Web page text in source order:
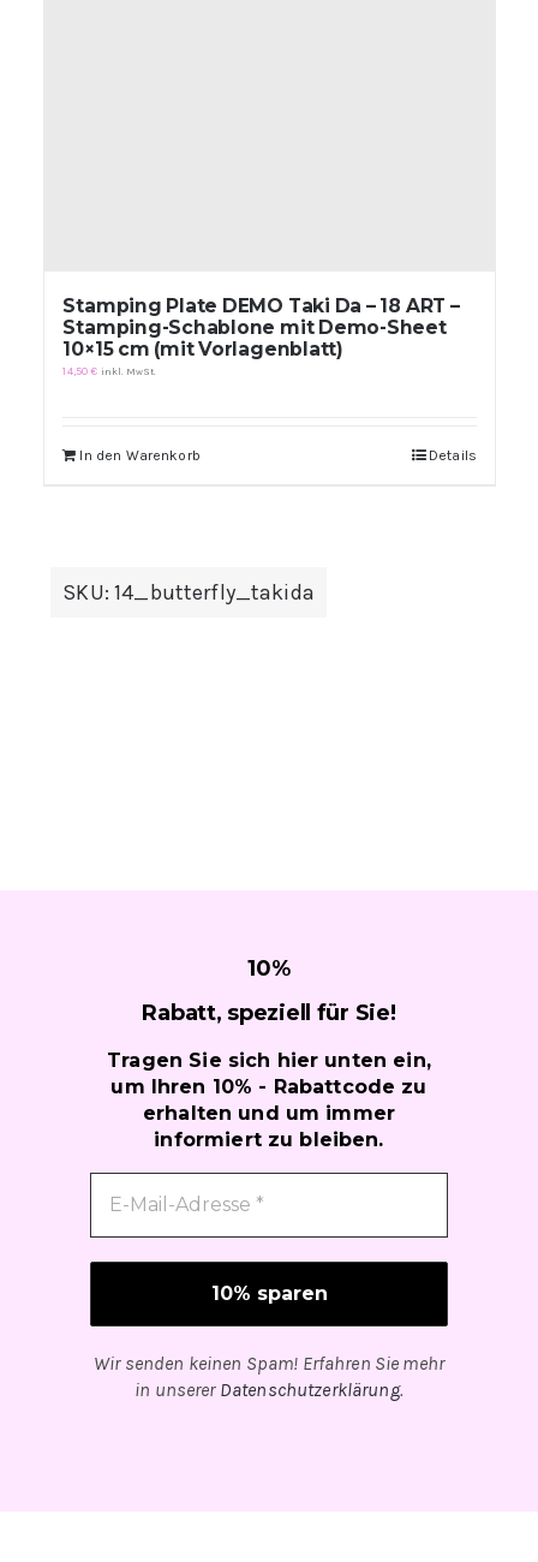
Stamping Plate DEMO Taki Da – 18 ART –
Stamping-Schablone mit Demo-Sheet
10×15 cm (mit Vorlagenblatt)
14,50€ inkl. MwSt.
In den Warenkorb Details
SKU:14_butterfly_takida
10%
Rabatt, speziell für Sie!
Tragen Sie sich hier unten ein,
um Ihren 10% - Rabattcode zu
erhalten und um immer
informiert zu bleiben.
Wir senden keinen Spam! Erfahren Sie mehr
in unserer Datenschutzerklärung.